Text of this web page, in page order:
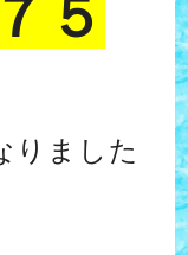
７５
りました